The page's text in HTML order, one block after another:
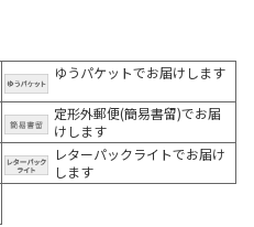
ゆうパケットでお届けします
定形外郵便(簡易書留)でお届
けします
レターパックライトでお届け
します